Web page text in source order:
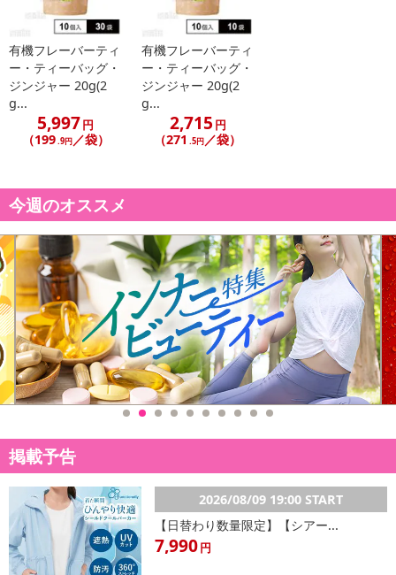
発送日カレンダー
休業日
■その他共通および商品カテゴリー別注意事項（※必ずご確認くだ
さい）
こちらの情報は2026年07月09日時点での情報となります。
有機フレーバーティ
ー・ティーバッグ・
ジンジャー 20g(2
g...
5,997円
（199.9円／袋）
有機フレーバーティ
ー・ティーバッグ・
ジンジャー 20g(2
g...
2,715 円
（271 .5円 ／袋）
今週のオススメ
掲載予告
2026/08/09 19:00 START
【日替わり数量限定】【シアー...
7,990円